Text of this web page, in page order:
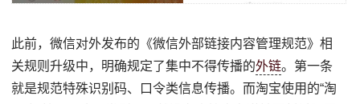
此前，微信对外发布的《微信外部链接内容管理规范》相
关规则升级中，明确规定了集中不得传播的外链。第一条
就是规范特殊识别码、口令类信息传播。而淘宝使用的“淘